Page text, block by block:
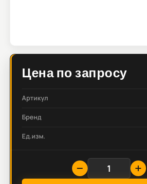
Цена по запросу
Артикул
Бренд
Ед.изм.